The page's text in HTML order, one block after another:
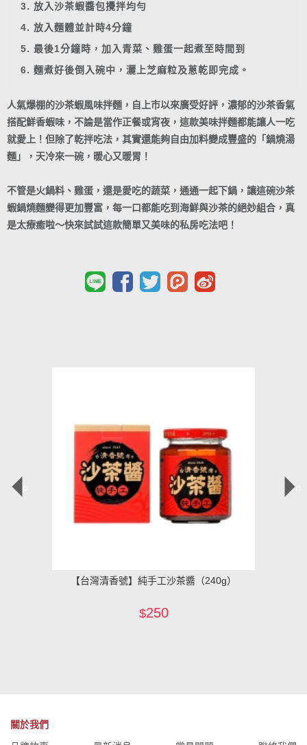
3. 放入沙茶蝦醬包攪拌均勻
4. 放入麵體並計時4分鐘
5. 最後1分鐘時，加入青菜、雞蛋一起煮至時間到
6. 麵煮好後倒入碗中，灑上芝麻粒及蔥乾即完成。
人氣爆棚的沙茶蝦風味拌麵，自上市以來廣受好評，濃郁的沙茶香氣
搭配鮮香蝦味，不論是當作正餐或宵夜，這款美味拌麵都能讓人一吃
就愛上！但除了乾拌吃法，其實還能夠自由加料變成豐盛的「鍋燒湯
麵」，天冷來一碗，暖心又暖胃！
不管是火鍋料、雞蛋，還是愛吃的蔬菜，通通一起下鍋，讓這碗沙茶
蝦鍋燒麵變得更加豐富，每一口都能吃到海鮮與沙茶的絕妙組合，真
是太療癒啦～快來試試這款簡單又美味的私房吃法吧！
【台灣清香號】純手工沙茶醬（240g）
$250
關於我們